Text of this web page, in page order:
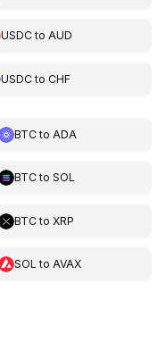
USDCtoAUD
USDCtoCHF
BTCto ADA
BTCto SOL
BTCto XRP
SOL to AVAX